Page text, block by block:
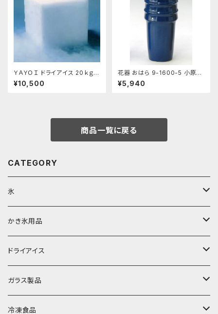
ＹＡＹＯＩ ドライアイス 20ｋｇ
おすすめ
¥10,500
花器 おはら 9-1600-5 小原投
入 ナマコ 花瓶 フラワーベース
¥5,940
商品一覧に戻る
CATEGORY
氷
富士天然水の氷
丸氷
直径70mm
直径65mm
角氷
砕氷
かき氷用品
かき氷シロップ
無果汁1.8Lパック
無果汁1Lパック
かき氷機・かき氷器
かき氷カップ
ドライアイス
ドライアイス3ｋｇ
ドライアイス4ｋｇ
ガラス製品
オンザロック・グラス
冷凍食品